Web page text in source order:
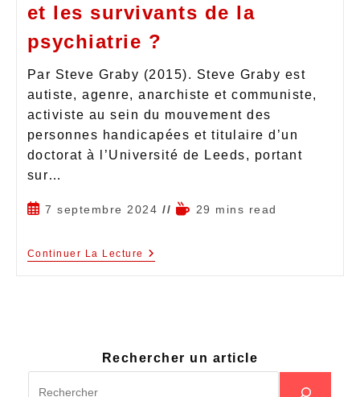
et les survivants de la
psychiatrie ?
Par Steve Graby (2015). Steve Graby est
autiste, agenre, anarchiste et communiste,
activiste au sein du mouvement des
personnes handicapées et titulaire d’un
doctorat à l’Université de Leeds, portant
sur…
7 septembre 2024 29 mins read
Continuer La Lecture
Rechercher un article